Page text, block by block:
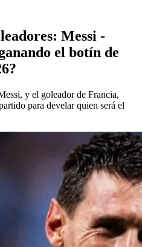
Messi -
el botín de
y el goleador de Francia,
para develar quien será el